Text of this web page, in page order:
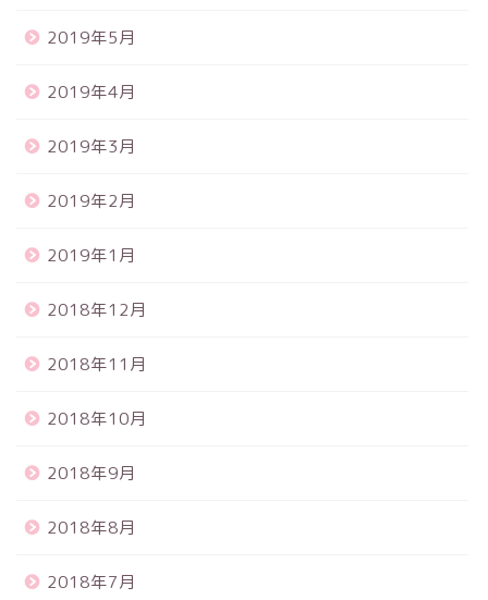
2019年5月
2019年4月
2019年3月
2019年2月
2019年1月
2018年12月
2018年11月
2018年10月
2018年9月
2018年8月
2018年7月